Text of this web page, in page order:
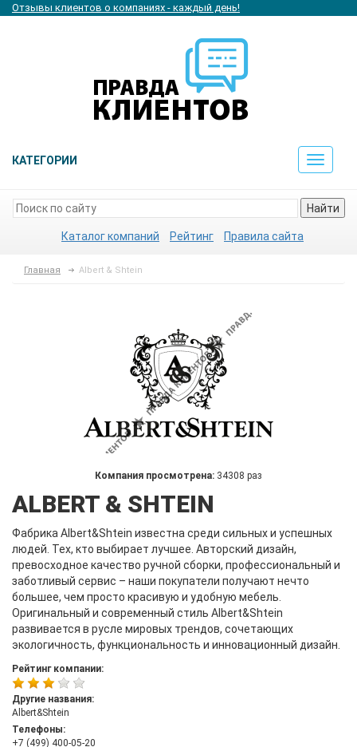
Отзывы клиентов о компаниях - каждый день!
КАТЕГОРИИ
Toggle
Найти
Каталог компаний Рейтинг Правила сайта
Главная Albert & Shtein
Компания просмотрена: 34308 раз
ALBERT & SHTEIN
Фабрика Albert&Shtein известна среди сильных и успешных
людей. Тех, кто выбирает лучшее. Авторский дизайн,
превосходное качество ручной сборки, профессиональный и
заботливый сервис – наши покупатели получают нечто
большее, чем просто красивую и удобную мебель.
Оригинальный и современный стиль Albert&Shtein
развивается в русле мировых трендов, сочетающих
экологичность, функциональность и инновационный дизайн.
Рейтинг компании:
Другие названия:
Albert&Shtein
Телефоны:
+7 (499) 400-05-20